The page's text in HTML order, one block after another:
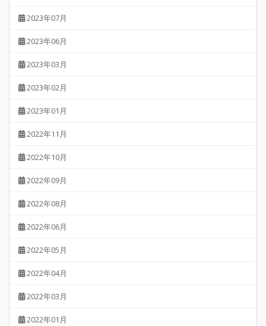
2023年07月
2023年06月
2023年03月
2023年02月
2023年01月
2022年11月
2022年10月
2022年09月
2022年08月
2022年06月
2022年05月
2022年04月
2022年03月
2022年01月